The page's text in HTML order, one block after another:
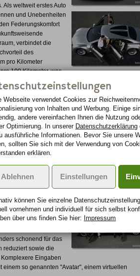
Als weltweit erstes Auto
und Unebenheiten
Federungskomfort
verbindet die
des
pro Kilometer
100 Kilometer, was
Kern ist die
des
mit ihrer neuartigen
die hohe
und dem geringen
als Vierzylinder mit
S-Klasse mit einem
Diesel .
Maßstäbe. Mit
Fahrbahn vor dem
erkannte
Teppichs".
steht für:
schonend für das
reduziert sowie die
Eingaben
so genannten "Avatar", einem virtuellen
Webseite verwendet Cookies zur
von Inhalten und Werbung. Einige
andere vereinfachen Ihnen die Nutzung
Optimierung. In unserer Datenschutzerklärung
ausführliche Informationen. Bevor Sie unsere
sollten Sie sich mit der Verwendung von
erklären.
Ablehnen Einstellungen
können Sie einzelne
vor­nehmen und indivi­duell für sich selbst
über uns finden Sie hier: Impressum